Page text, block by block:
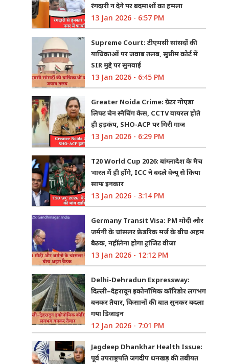
रंगदारी न देने पर बदमाशों का हमला
13 Jan 2026 - 6:57 PM
Supreme Court: टीएमसी सांसदों की
याचिकाओं पर जवाब तलब, सुप्रीम कोर्ट में
SIR मुद्दे पर सुनवाई
13 Jan 2026 - 6:45 PM
Greater Noida Crime: ग्रेटर नोएडा
लिफ्ट चेन स्नैचिंग केस, CCTV वायरल होते
ही हड़कंप, SHO-ACP पर गिरी गाज
13 Jan 2026 - 6:29 PM
T20 World Cup 2026: बांग्लादेश के मैच
भारत में ही होंगे, ICC ने बदले वेन्यू से किया
साफ इनकार
13 Jan 2026 - 3:14 PM
Germany Transit Visa: PM मोदी और
जर्मनी के चांसलर फ्रेडरिक मर्ज के बीच अहम
बैठक, नहीं लेना होगा ट्रांजिट वीजा
13 Jan 2026 - 12:12 PM
Delhi-Dehradun Expressway:
दिल्ली–देहरादून इकोनॉमिक कॉरिडोर लगभग
बनकर तैयार, किसानों की बात सुनकर बदला
गया डिजाइन
12 Jan 2026 - 7:01 PM
Jagdeep Dhankhar Health Issue:
पूर्व उपराष्ट्रपति जगदीप धनखड़ की तबीयत